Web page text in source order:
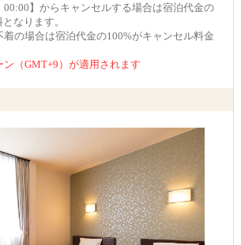
】からキャンセルする場合は宿泊代金の
なります。
の場合は宿泊代金の100%がキャンセル料金
（GMT+9）が適用されます